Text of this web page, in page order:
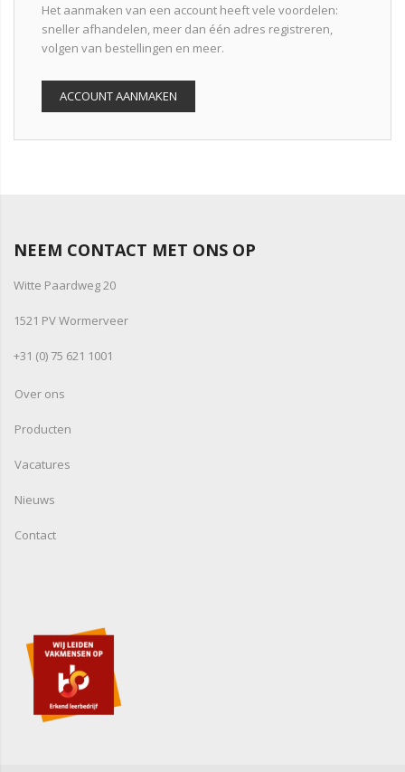
Het aanmaken van een account heeft vele voordelen:
sneller afhandelen, meer dan één adres registreren,
volgen van bestellingen en meer.
ACCOUNT AANMAKEN
NEEM CONTACT MET ONS OP
Witte Paardweg 20
1521 PV Wormerveer
+31 (0) 75 621 1001
Over ons
Producten
Vacatures
Nieuws
Contact